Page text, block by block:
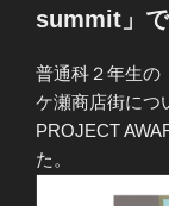
summit」で
普通科２年生の
ケ瀬商店街につ
PROJECT
た。